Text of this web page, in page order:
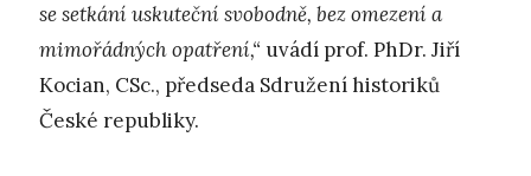
se setkání uskuteční svobodně, bez omezení a
mimořádných opatření,“ uvádí prof. PhDr. Jiří
Kocian, CSc., předseda Sdružení historiků
České republiky.